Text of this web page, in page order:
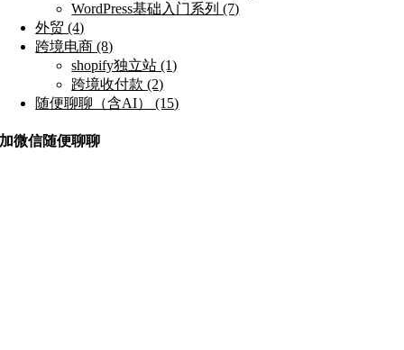
WordPress基础入门系列 (7)
外贸 (4)
跨境电商 (8)
shopify独立站 (1)
跨境收付款 (2)
随便聊聊（含AI） (15)
加微信随便聊聊